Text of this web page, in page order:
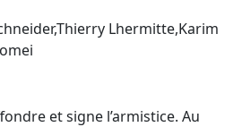
Lhermitte,Karim
et signe l’armistice. Au